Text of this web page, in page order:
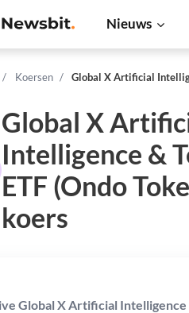
Nieuws
Koersen Global X Artificial
Global X
Intelligence &
ETF (Ondo
koers
Global X Artificial Intelligence